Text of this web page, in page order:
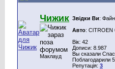
Чижик
Маклауд
Звідки Ви:
Авто: CITROEN
Вік: 42
Дописи: 8.987
Вы сказали
Поблагодарили
Репутація: 3